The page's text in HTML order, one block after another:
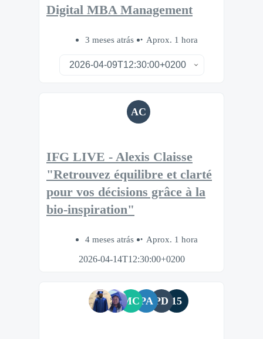
Digital MBA Management
3 meses atrás Aprox. 1 hora
AC
IFG LIVE - Alexis Claisse
"Retrouvez équilibre et clarté
pour vos décisions grâce à la
bio‑inspiration"
4 meses atrás
Aprox. 1 hora
2026-04-14T12:30:00+0200
MC PA PD 15